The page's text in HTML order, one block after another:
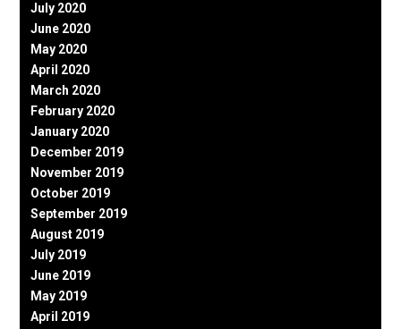
July 2020
June 2020
May 2020
April 2020
March 2020
February 2020
January 2020
December 2019
November 2019
October 2019
September 2019
August 2019
July 2019
June 2019
May 2019
April 2019